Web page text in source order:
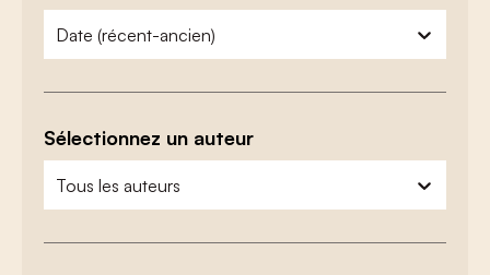
zoeken - sorteer
trier le contenu
Sélectionnez un auteur
zoeken - auteurs
sélectionnez le contenu